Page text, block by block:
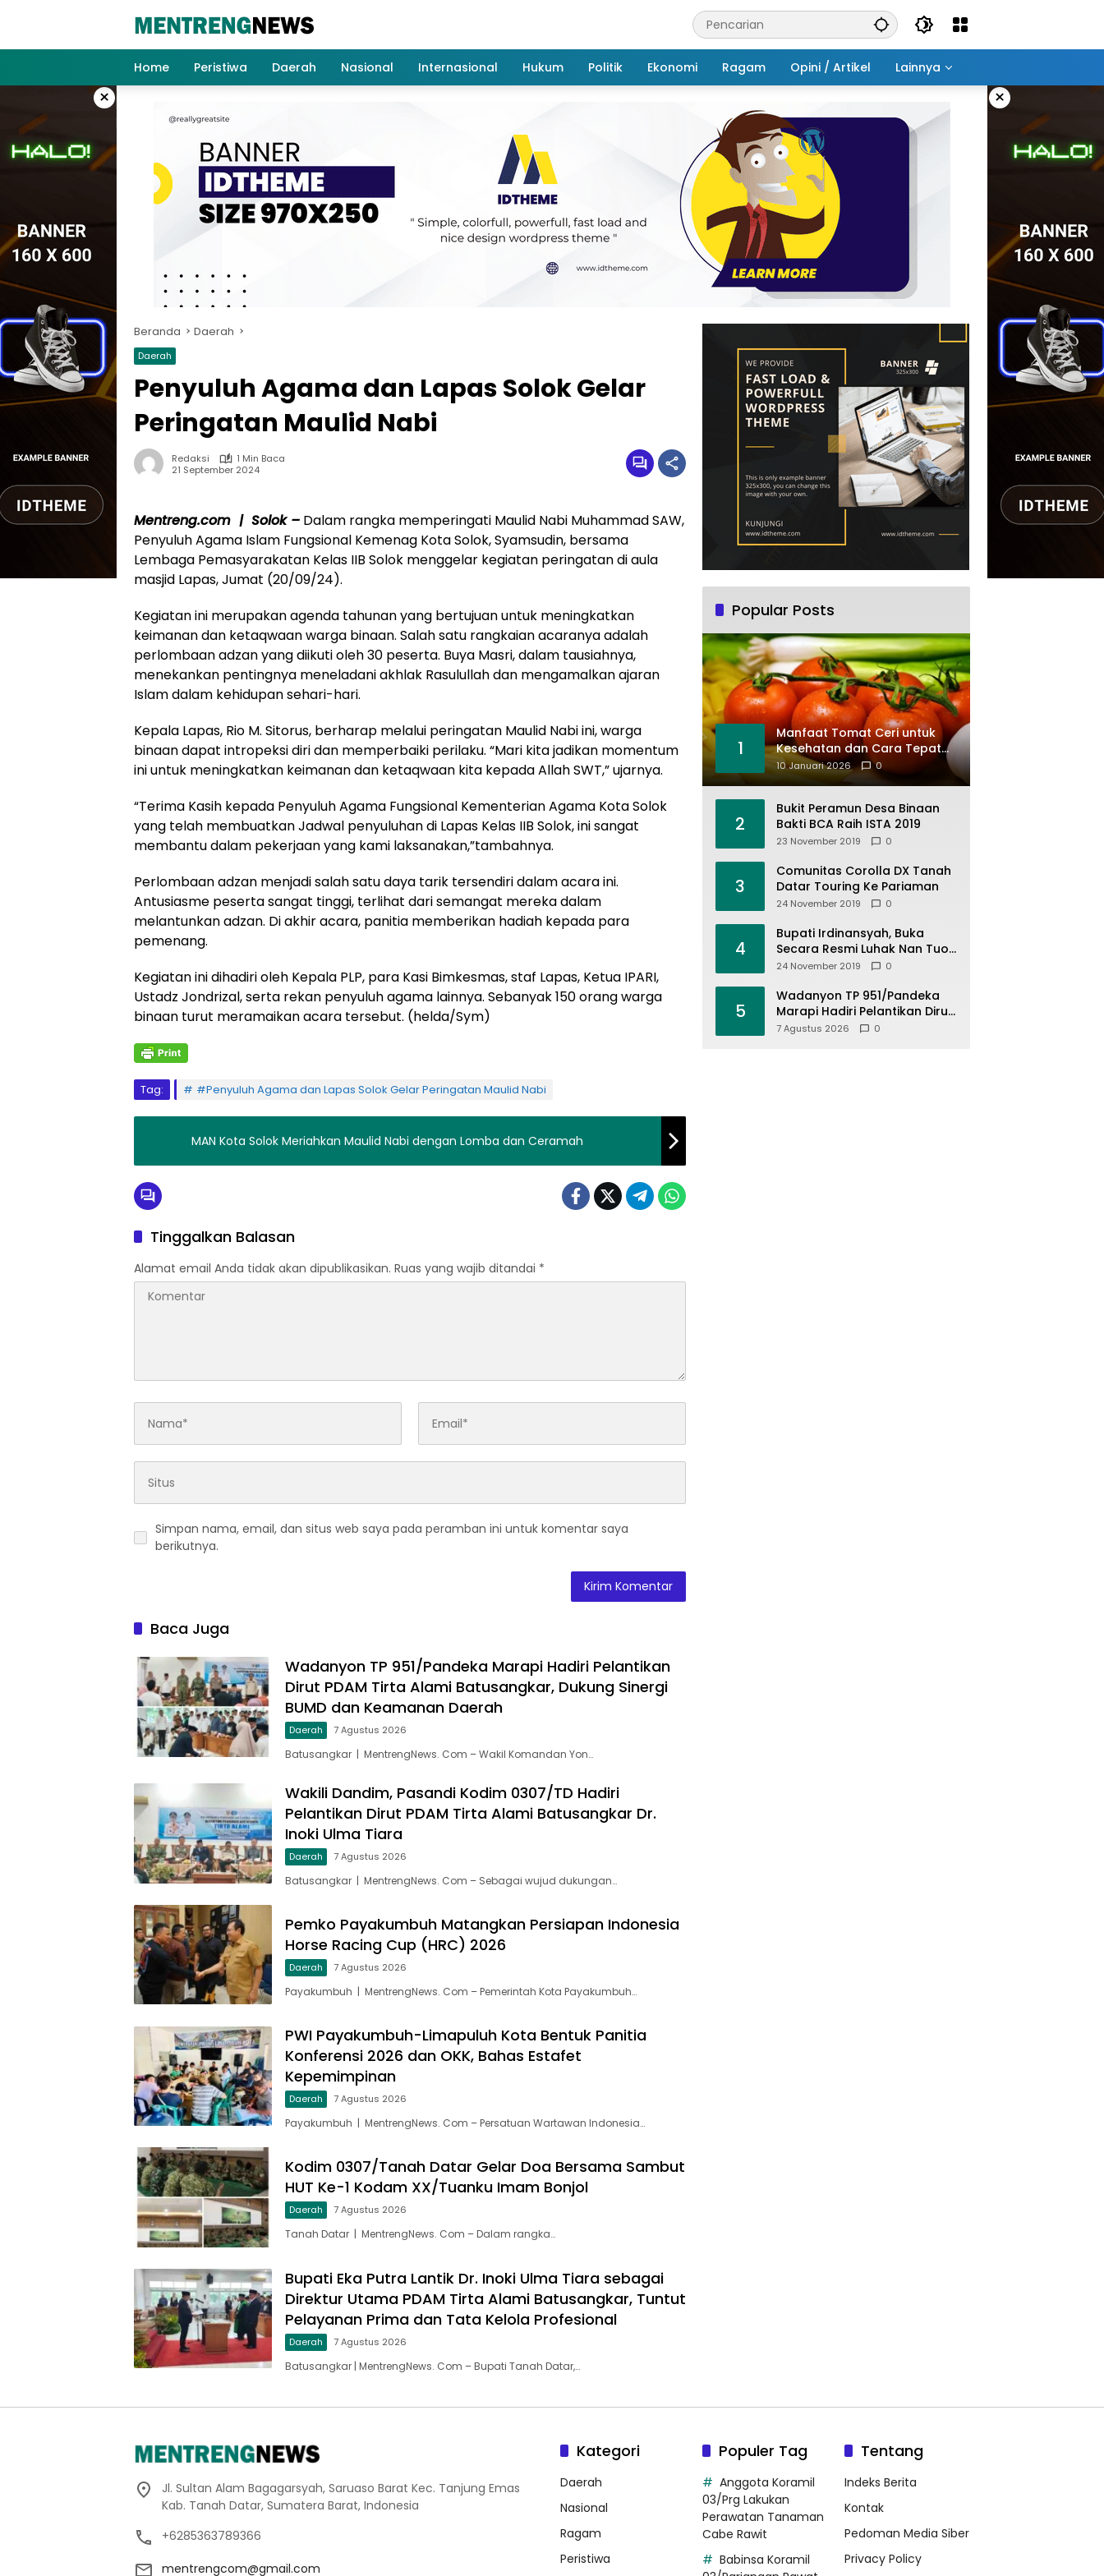
Home
Peristiwa Daerah Nasional Internasional Hukum Politik Ekonomi Ragam Opini / Artikel Lainnya
× ×
Beranda Daerah
Daerah
Penyuluh Agama dan Lapas Solok Gelar
Peringatan Maulid Nabi
Redaksi
1 Min Baca
21 September 2024
Mentreng.com | Solok – Dalam rangka memperingati Maulid Nabi Muhammad SAW,
Penyuluh Agama Islam Fungsional Kemenag Kota Solok, Syamsudin, bersama
Lembaga Pemasyarakatan Kelas IIB Solok menggelar kegiatan peringatan di aula
masjid Lapas, Jumat (20/09/24).
Kegiatan ini merupakan agenda tahunan yang bertujuan untuk meningkatkan
keimanan dan ketaqwaan warga binaan. Salah satu rangkaian acaranya adalah
perlombaan adzan yang diikuti oleh 30 peserta. Buya Masri, dalam tausiahnya,
menekankan pentingnya meneladani akhlak Rasulullah dan mengamalkan ajaran
Islam dalam kehidupan sehari-hari.
Kepala Lapas, Rio M. Sitorus, berharap melalui peringatan Maulid Nabi ini, warga
binaan dapat intropeksi diri dan memperbaiki perilaku. “Mari kita jadikan momentum
ini untuk meningkatkan keimanan dan ketaqwaan kita kepada Allah SWT,” ujarnya.
“Terima Kasih kepada Penyuluh Agama Fungsional Kementerian Agama Kota Solok
yang telah membuatkan Jadwal penyuluhan di Lapas Kelas IIB Solok, ini sangat
membantu dalam pekerjaan yang kami laksanakan,”tambahnya.
Perlombaan adzan menjadi salah satu daya tarik tersendiri dalam acara ini.
Antusiasme peserta sangat tinggi, terlihat dari semangat mereka dalam
melantunkan adzan. Di akhir acara, panitia memberikan hadiah kepada para
pemenang.
Kegiatan ini dihadiri oleh Kepala PLP, para Kasi Bimkesmas, staf Lapas, Ketua IPARI,
Ustadz Jondrizal, serta rekan penyuluh agama lainnya. Sebanyak 150 orang warga
binaan turut meramaikan acara tersebut. (helda/Sym)
Tag: #Penyuluh Agama dan Lapas Solok Gelar Peringatan Maulid Nabi
MAN Kota Solok Meriahkan Maulid Nabi dengan Lomba dan Ceramah
Tinggalkan Balasan
Alamat email Anda tidak akan dipublikasikan. Ruas yang wajib ditandai *
Simpan nama, email, dan situs web saya pada peramban ini untuk komentar saya
berikutnya.
Baca Juga
Wadanyon TP 951/Pandeka Marapi Hadiri Pelantikan
Dirut PDAM Tirta Alami Batusangkar, Dukung Sinergi
BUMD dan Keamanan Daerah
Daerah 7 Agustus 2026
Batusangkar | MentrengNews. Com – Wakil Komandan Yon…
Wakili Dandim, Pasandi Kodim 0307/TD Hadiri
Pelantikan Dirut PDAM Tirta Alami Batusangkar Dr.
Inoki Ulma Tiara
Daerah 7 Agustus 2026
Batusangkar | MentrengNews. Com – Sebagai wujud dukungan…
Pemko Payakumbuh Matangkan Persiapan Indonesia
Horse Racing Cup (HRC) 2026
Daerah 7 Agustus 2026
Payakumbuh | MentrengNews. Com – Pemerintah Kota Payakumbuh…
PWI Payakumbuh-Limapuluh Kota Bentuk Panitia
Konferensi 2026 dan OKK, Bahas Estafet
Kepemimpinan
Daerah 7 Agustus 2026
Payakumbuh | MentrengNews. Com – Persatuan Wartawan Indonesia…
Kodim 0307/Tanah Datar Gelar Doa Bersama Sambut
HUT Ke-1 Kodam XX/Tuanku Imam Bonjol
Daerah 7 Agustus 2026
Tanah Datar | MentrengNews. Com – Dalam rangka…
Bupati Eka Putra Lantik Dr. Inoki Ulma Tiara sebagai
Direktur Utama PDAM Tirta Alami Batusangkar, Tuntut
Pelayanan Prima dan Tata Kelola Profesional
Daerah 7 Agustus 2026
Batusangkar | MentrengNews. Com – Bupati Tanah Datar,…
Popular Posts
1
Manfaat Tomat Ceri untuk
Kesehatan dan Cara Tepat
Mengonsumsinya
10 Januari 2026 0
2
Bukit Peramun Desa Binaan
Bakti BCA Raih ISTA 2019
23 November 2019 0
3
Comunitas Corolla DX Tanah
Datar Touring Ke Pariaman
24 November 2019 0
4
Bupati Irdinansyah, Buka
Secara Resmi Luhak Nan Tuo
Wirabraja Adventure Offroad
24 November 2019 0
5
Wadanyon TP 951/Pandeka
Marapi Hadiri Pelantikan Dirut
PDAM Tirta Alami
7 Agustus 2026 0
Jl. Sultan Alam Bagagarsyah, Saruaso Barat Kec. Tanjung Emas
Kab. Tanah Datar, Sumatera Barat, Indonesia
+6285363789366
mentrengcom@gmail.com
Kategori
Daerah
Nasional
Ragam
Peristiwa
Populer Tag
Anggota Koramil
03/Prg Lakukan
Perawatan Tanaman
Cabe Rawit
Babinsa Koramil
Tentang
Indeks Berita
Kontak
Pedoman Media Siber
Privacy Policy